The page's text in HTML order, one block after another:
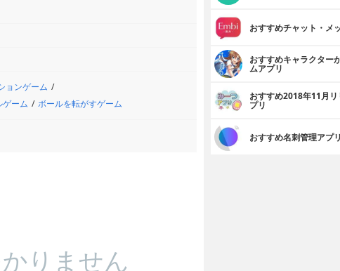
ョンゲーム
ーム
ボールを転がすゲーム
りません
おすすめチャット・メ
おすすめキャラクター
ムアプリ
おすすめ2018年11月
プリ
おすすめ名刺管理アプリ